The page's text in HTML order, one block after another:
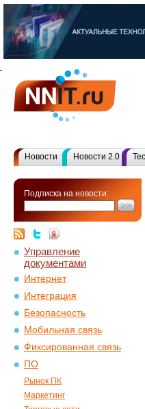
Новости Новости 2.0
Подписка на новости:
Управление
документами
Интернет
Интеграция
Безопасность
Мобильная связь
Фиксированная связь
ПО
Рынок ПК
Маркетинг